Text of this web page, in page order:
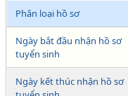
Phân loại hồ sơ
Ngày bắt đầu nhận hồ sơ
tuyển sinh
Ngày kết thúc nhận hồ sơ